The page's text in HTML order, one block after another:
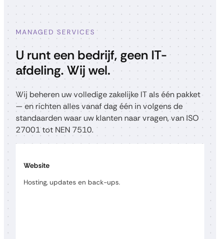
MANAGED SERVICES
U runt een bedrijf, geen IT-
afdeling. Wij wel.
Wij beheren uw volledige zakelijke IT als één pakket
— en richten alles vanaf dag één in volgens de
standaarden waar uw klanten naar vragen, van ISO
27001 tot NEN 7510.
Website
Hosting, updates en back-ups.